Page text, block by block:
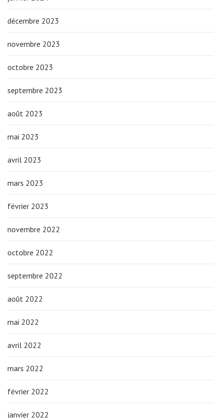
décembre 2023
novembre 2023
octobre 2023
septembre 2023
août 2023
mai 2023
avril 2023
mars 2023
février 2023
novembre 2022
octobre 2022
septembre 2022
août 2022
mai 2022
avril 2022
mars 2022
février 2022
janvier 2022